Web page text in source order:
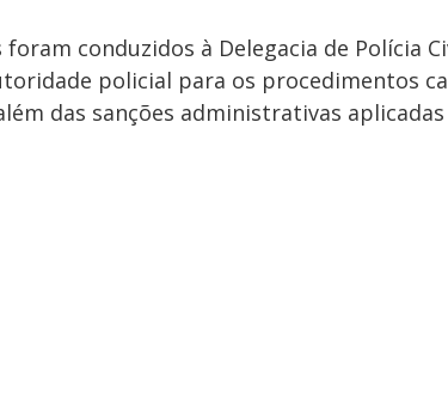
conduzidos à Delegacia de Polícia
policial para os procedimentos
das sanções administrativas